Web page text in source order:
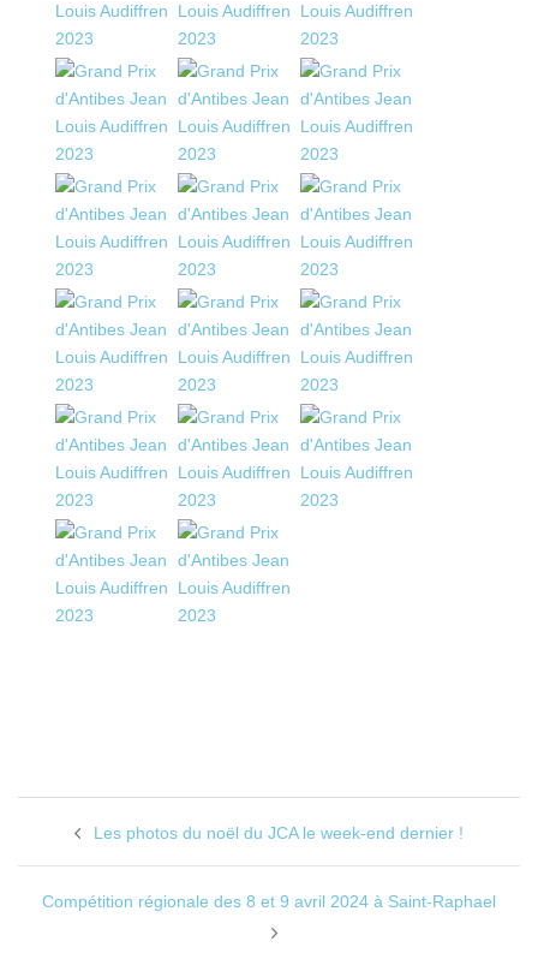
Les photos du noël du JCA le week-end dernier !
Compétition régionale des 8 et 9 avril 2024 à Saint-Raphael